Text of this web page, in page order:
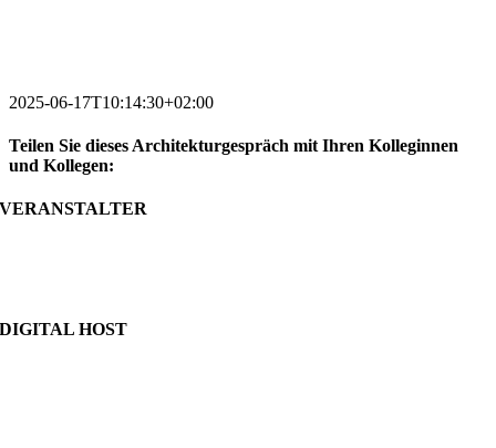
2025-06-17T10:14:30+02:00
Teilen Sie dieses Architekturgespräch mit Ihren Kolleginnen
und Kollegen:
Facebook
LinkedIn
WhatsApp
Pinterest
Xing
Email
VERANSTALTER
DIGITAL HOST